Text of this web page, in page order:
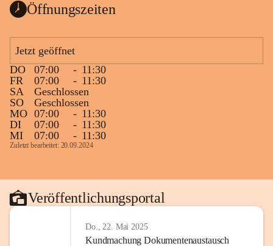
Öffnungszeiten
Jetzt geöffnet
DO
07:00 - 11:30
FR
07:00 - 11:30
SA
Geschlossen
SO
Geschlossen
MO 07:00 - 11:30
DI
07:00 - 11:30
MI
07:00 - 11:30
Zuletzt bearbeitet: 20.09.2024
Veröffentlichungsportal
Do., 22. Mai 2025
Kundmachung Dokumentenaustausch